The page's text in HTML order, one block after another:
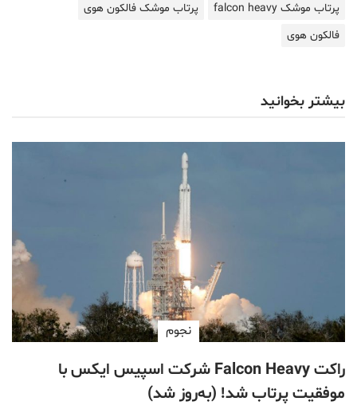
پرتاب موشک falcon heavy
پرتاب موشک فالکون هوی
فالکون هوی
بیشتر بخوانید
نجوم
راکت Falcon Heavy شرکت اسپیس ایکس با
موفقیت پرتاب شد! (به‌روز شد)